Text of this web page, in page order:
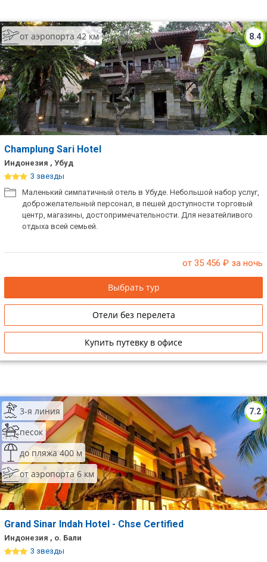
8.4
от аэропорта 42 км
Champlung Sari Hotel
Индонезия , Убуд
3 звезды
Маленький симпатичный отель в Убуде. Небольшой набор услуг,
доброжелательный персонал, в пешей доступности торговый
центр, магазины, достопримечательности. Для незатейливого
отдыха всей семьей.
от 35 456 ₽ за ночь
Выбрать тур
Отели без перелета
Купить путевку в офисе
7.2
3-я линия
песок
до пляжа 400 м
от аэропорта 6 км
Grand Sinar Indah Hotel - Chse Certified
Индонезия , о. Бали
3 звезды